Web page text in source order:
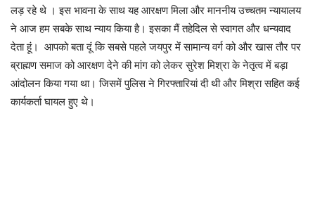
लड़ रहे थे । इस भावना के साथ यह आरक्षण मिला और माननीय उच्चतम न्यायालय
ने आज हम सबके साथ न्याय किया है। इसका मैं तहेदिल से स्वागत और धन्यवाद
देता हूं। आपको बता दूं कि सबसे पहले जयपुर में सामान्य वर्ग को और खास तौर पर
ब्राह्मण समाज को आरक्षण देने की मांग को लेकर सुरेश मिश्रा के नेतृत्व में बड़ा
आंदोलन किया गया था। जिसमें पुलिस ने गिरफ्तारियां दी थी और मिश्रा सहित कई
कार्यकर्ता घायल हुए थे।